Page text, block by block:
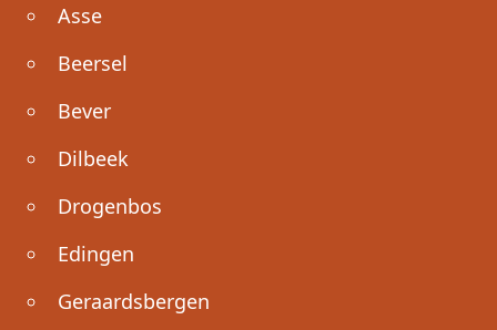
Asse
Beersel
Bever
Dilbeek
Drogenbos
Edingen
Geraardsbergen